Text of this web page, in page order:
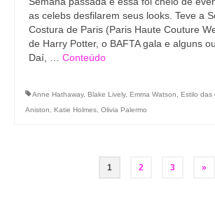
as celebs desfilarem seus looks. Teve a
Costura de Paris (Paris Haute Couture
de Harry Potter, o BAFTA gala e alguns
Daí, … Conteúdo
Anne Hathaway, Blake Lively, Emma Watson Estilo das
Aniston
Katie Holmes Olivia Palermo
Paginação
1 2 3 »